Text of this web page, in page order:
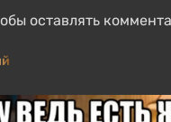
оставлять